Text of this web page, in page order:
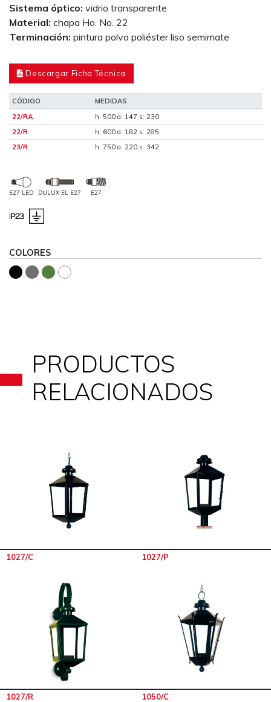
Sistema óptico: vidrio transparente
Material: chapa Ho. No. 22
Terminación: pintura polvo poliéster liso semimate
Descargar Ficha Técnica
CÓDIGO
MEDIDAS
22/RA
h: 500 a: 147 s: 230
22/R
h: 600 a: 182 s: 285
23/R
h: 750 a: 220 s: 342
E27 LED DULUX EL E27 E27
COLORES
PRODUCTOS
RELACIONADOS
1027/C 1027/P
1027/R 1050/C